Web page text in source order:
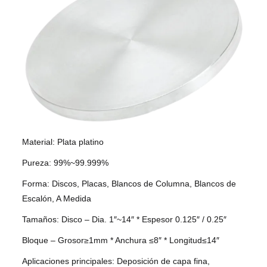
Material: Plata platino
Pureza: 99%~99.999%
Forma: Discos, Placas, Blancos de Columna, Blancos de
Escalón, A Medida
Tamaños: Disco – Dia. 1″~14″ * Espesor 0.125″ / 0.25″
Bloque – Grosor≥1mm * Anchura ≤8″ * Longitud≤14″
Aplicaciones principales: Deposición de capa fina,